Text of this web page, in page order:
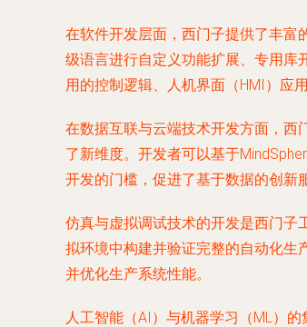
在软件开发层面，西门子提供了丰富
级语言进行自定义功能扩展、专用库
用的控制逻辑、人机界面（HMI）应
在数据互联与云端技术开发方面，西
了新维度。开发者可以基于
开发的门槛，促进了基于数据的创新
仿真与虚拟调试技术的开发是西门子
拟环境中构建并验证完整的自动化生
并优化生产系统性能。
人工智能（AI）与机器学习（ML）